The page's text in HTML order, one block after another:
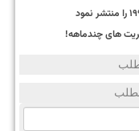
های چندماهه!